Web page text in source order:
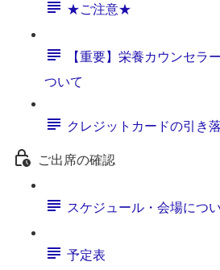
★ご注意★
【重要】栄養カウンセラ
ついて
クレジットカードの引き
ご出席の確認
スケジュール・会場につ
予定表